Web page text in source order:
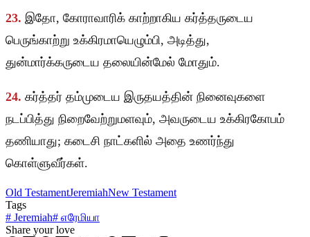
23. இதோ, கோராவாரிக் காற்றாகிய கர்த்தருடைய
பெருங்காற்று உக்கிரமாயெழும்பி, அடித்து,
துன்மார்க்கருடைய தலையின்மேல் மோதும்.
24. கர்த்தர் தம்முடைய இருதயத்தின் நினைவுகளை
நடப்பித்து நிறைவேற்றுமளவும், அவருடைய உக்கிரகோபம்
தணியாது; கடைசி நாட்களில் அதை உணர்ந்து
கொள்ளுவீர்கள்.
Old TestamentJeremiahNew Testament
Tags
# Jeremiah# எரேமியா
Share your love